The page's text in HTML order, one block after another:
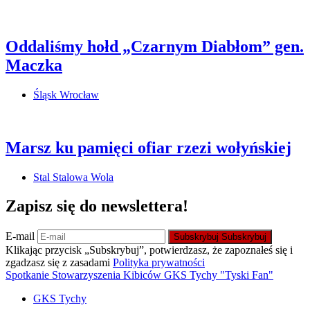
Oddaliśmy hołd „Czarnym Diabłom” gen.
Maczka
Śląsk Wrocław
Marsz ku pamięci ofiar rzezi wołyńskiej
Stal Stalowa Wola
Zapisz się do newslettera!
E-mail Subskrybuj Subskrybuj
Klikając przycisk „Subskrybuj”, potwierdzasz, że zapoznałeś się i
zgadzasz się z zasadami Polityka prywatności
Spotkanie Stowarzyszenia Kibiców GKS Tychy "Tyski Fan"
GKS Tychy